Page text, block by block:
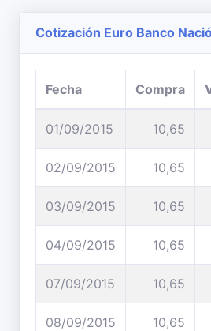
Cotización Euro Banco
Fecha Compra
01/09/2015 10,65
02/09/2015 10,65
03/09/2015 10,65
04/09/2015 10,65
07/09/2015 10,65
08/09/2015 10,65